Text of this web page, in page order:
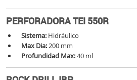
PERFORADORA TEI 550R
Sistema: Hidráulico
Max Dia:200 mm
Profundidad Max:40 ml